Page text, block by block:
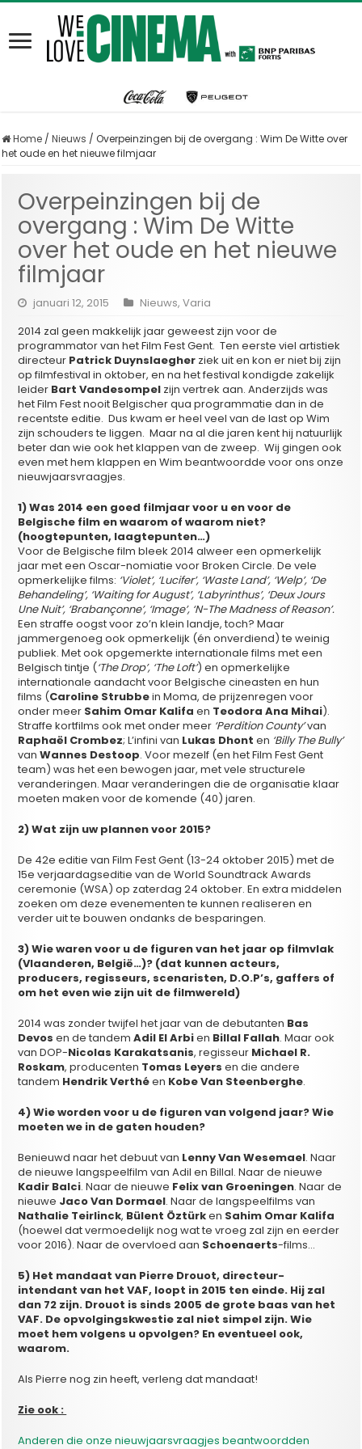
Home / Nieuws / Overpeinzingen bij de overgang : Wim De Witte over
het oude en het nieuwe filmjaar
Overpeinzingen bij de
overgang : Wim De Witte
over het oude en het nieuwe
filmjaar
januari 12, 2015 Nieuws,Varia
2014 zal geen makkelijk jaar geweest zijn voor de
programmator van het Film Fest Gent. Ten eerste viel artistiek
directeur Patrick Duynslaegher ziek uit en kon er niet bij zijn
op filmfestival in oktober, en na het festival kondigde zakelijk
leider Bart Vandesompel zijn vertrek aan. Anderzijds was
het Film Fest nooit Belgischer qua programmatie dan in de
recentste editie. Dus kwam er heel veel van de last op Wim
zijn schouders te liggen. Maar na al die jaren kent hij natuurlijk
beter dan wie ook het klappen van de zweep. Wij gingen ook
even met hem klappen en Wim beantwoordde voor ons onze
nieuwjaarsvraagjes.
1) Was 2014 een goed filmjaar voor u en voor de
Belgische film en waarom of waarom niet?
(hoogtepunten, laagtepunten…)
Voor de Belgische film bleek 2014 alweer een opmerkelijk
jaar met een Oscar-nomiatie voor Broken Circle. De vele
opmerkelijke films: ‘Violet’, ‘Lucifer’, ‘Waste Land’, ‘Welp’, ‘De
Behandeling’, ‘Waiting for August’, ‘Labyrinthus’, ‘Deux Jours
Une Nuit’, ‘Brabançonne’, ‘Image’, ‘N-The Madness of Reason’.
Een straffe oogst voor zo’n klein landje, toch? Maar
jammergenoeg ook opmerkelijk (én onverdiend) te weinig
publiek. Met ook opgemerkte internationale films met een
Belgisch tintje (‘The Drop’, ‘The Loft’) en opmerkelijke
internationale aandacht voor Belgische cineasten en hun
films (Caroline Strubbein Moma, de prijzenregen voor
onder meer Sahim Omar Kalifa en Teodora Ana Mihai).
Straffe kortfilms ook met onder meer ‘Perdition County’van
Raphaël Crombez; L’infini van Lukas Dhont en ‘Billy The Bully’
vanWannes Destoop. Voor mezelf (en het Film Fest Gent
team) was het een bewogen jaar, met vele structurele
veranderingen. Maar veranderingen die de organisatie klaar
moeten maken voor de komende (40) jaren.
2) Wat zijn uw plannen voor 2015?
De 42e editie van Film Fest Gent (13-24 oktober 2015) met de
15e verjaardagseditie van de World Soundtrack Awards
ceremonie (WSA) op zaterdag 24 oktober. En extra middelen
zoeken om deze evenementen te kunnen realiseren en
verder uit te bouwen ondanks de besparingen.
3) Wie waren voor u de figuren van het jaar op filmvlak
(Vlaanderen, België…)? (dat kunnen acteurs,
producers, regisseurs, scenaristen, D.O.P’s, gaffers of
om het even wie zijn uit de filmwereld)
2014 was zonder twijfel het jaar van de debutanten Bas
Devos en de tandemAdil El Arbien Billal Fallah. Maar ook
van DOP-Nicolas Karakatsanis, regisseur Michael R.
Roskam, producenten Tomas Leyers en die andere
tandem Hendrik Verthéen Kobe Van Steenberghe.
4) Wie worden voor u de figuren van volgend jaar? Wie
moeten we in de gaten houden?
Benieuwd naar het debuut van Lenny Van Wesemael. Naar
de nieuwe langspeelfilm van Adil en Billal. Naar de nieuwe
Kadir Balci. Naar de nieuwe Felix van Groeningen. Naar de
nieuwe Jaco Van Dormael. Naar de langspeelfilms van
Nathalie Teirlinck, Bülent Öztürken Sahim Omar Kalifa
(hoewel dat vermoedelijk nog wat te vroeg zal zijn en eerder
voor 2016). Naar de overvloed aan Schoenaerts-films…
5) Het mandaat van Pierre Drouot, directeur-
intendant van het VAF, loopt in 2015 ten einde. Hij zal
dan 72 zijn. Drouot is sinds 2005 de grote baas van het
VAF. De opvolgingskwestie zal niet simpel zijn. Wie
moet hem volgens u opvolgen? En eventueel ook,
waarom.
Als Pierre nog zin heeft, verleng dat mandaat!
Zie ook :
Anderen die onze nieuwjaarsvraagjes beantwoordden